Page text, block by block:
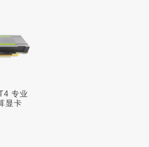
专业
显卡